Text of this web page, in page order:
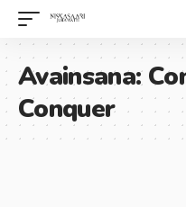
Avainsana:
Conquer